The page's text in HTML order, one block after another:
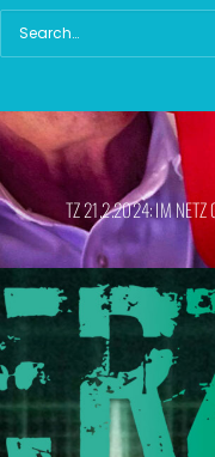
TZ 21.2.2024: IM NETZ